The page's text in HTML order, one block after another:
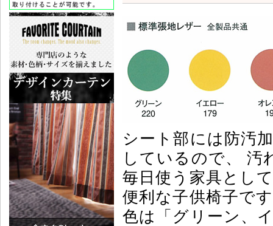
シート部には防汚
しているので、 汚
毎日使う家具とし
便利な子供椅子で
色は「グリーン、